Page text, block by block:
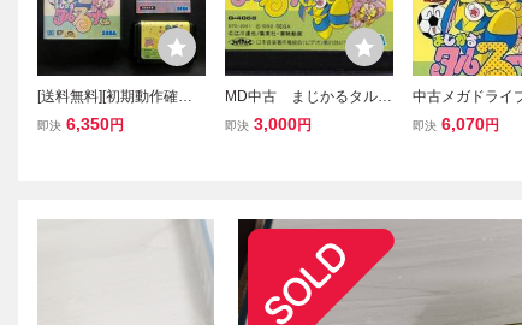
[送料無料][初期動作確認
済み] まじかるタルるート
即決 6,350円
MD中古 まじかるタルる
ートくん 【管理番号：4
即決 3,000円
中古メガドライ
まじかるタルる
即決 6,070円